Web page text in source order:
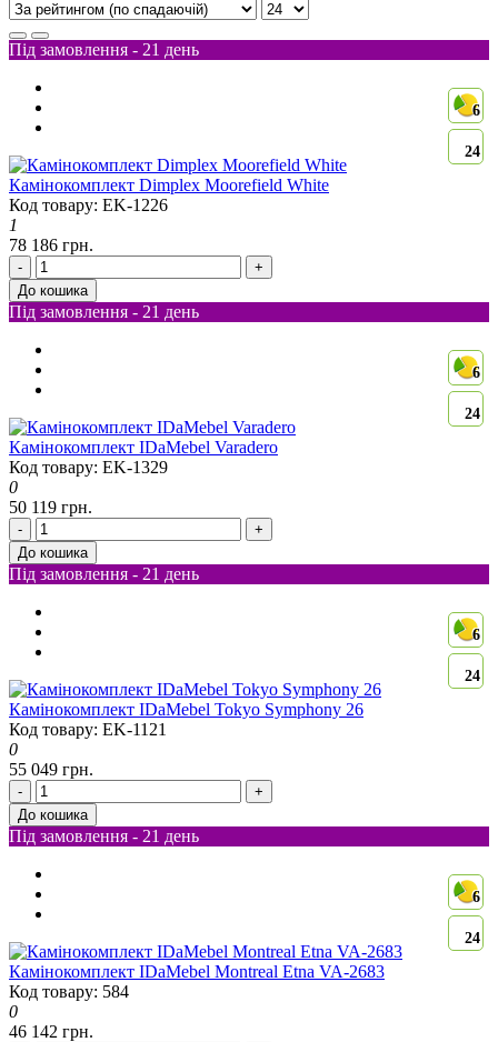
Під замовлення - 21 день
6
24
Камінокомплект Dimplex Moorefield White
Код товару: EK-1226
1
78 186 грн.
-
+
До кошика
Під замовлення - 21 день
6
24
Камінокомплект IDaMebel Varadero
Код товару: EK-1329
0
50 119 грн.
-
+
До кошика
Під замовлення - 21 день
6
24
Камінокомплект IDaMebel Tokyo Symphony 26
Код товару: EK-1121
0
55 049 грн.
-
+
До кошика
Під замовлення - 21 день
6
24
Камінокомплект IDaMebel Montreal Etna VA-2683
Код товару: 584
0
46 142 грн.